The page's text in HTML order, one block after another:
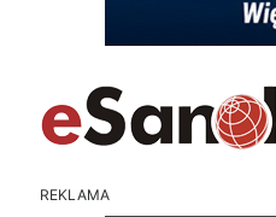
REKLAMA